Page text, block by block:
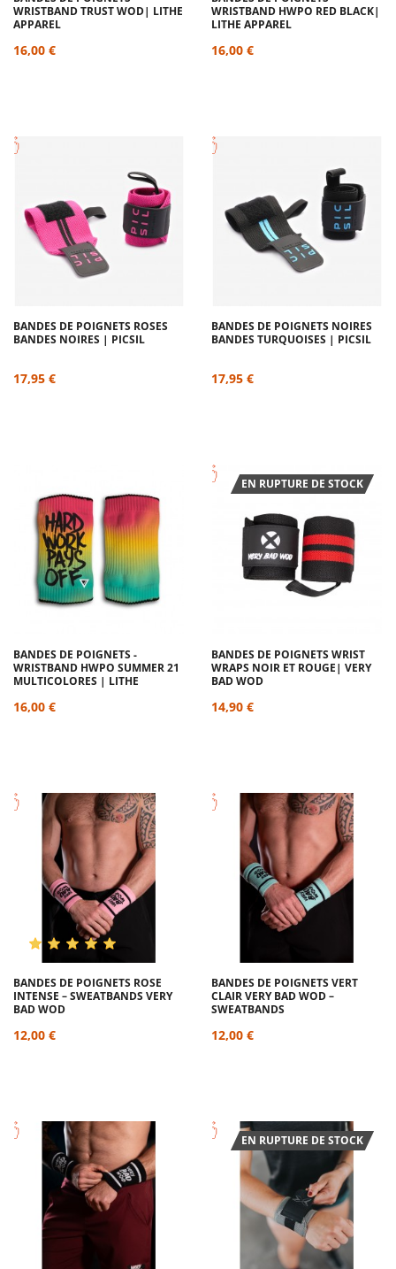
WRISTBAND TRUST WOD| LITHE
APPAREL
16,00 €
WRISTBAND HWPO RED BLACK|
LITHE APPAREL
16,00 €
BANDES DE POIGNETS ROSES
BANDES NOIRES | PICSIL
17,95 €
BANDES DE POIGNETS NOIRES
BANDES TURQUOISES | PICSIL
17,95 €
BANDES DE POIGNETS -
WRISTBAND HWPO SUMMER 21
MULTICOLORES | LITHE
16,00 €
EN RUPTURE DE STOCK
BANDES DE POIGNETS WRIST
WRAPS NOIR ET ROUGE| VERY
BAD WOD
14,90 €
BANDES DE POIGNETS ROSE
INTENSE – SWEATBANDS VERY
BAD WOD
12,00 €
BANDES DE POIGNETS VERT
CLAIR VERY BAD WOD –
SWEATBANDS
12,00 €
EN RUPTURE DE STOCK